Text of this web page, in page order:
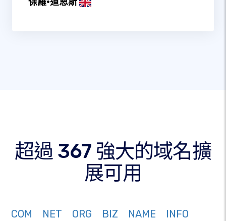
超過 367 強大的域名擴
展可用
COM NET ORG BIZ NAME
INFO